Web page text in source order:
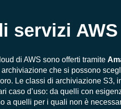
servizi
di AWS sono offerti tramite
che si possono
Le classi di archiviazione S3,
caso d’uso: da quelli con
a quelli per i quali non è